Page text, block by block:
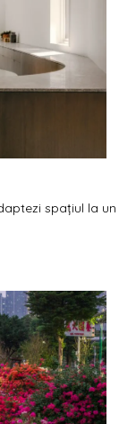
spațiul la un